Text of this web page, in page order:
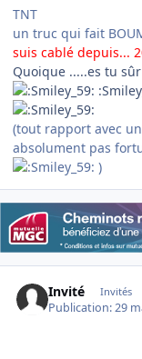
TNT
un truc qui fait
suis cablé depuis...
Quoique .....es tu
(tout rapport avec
absolument pas
)
Invité Invités
Publication:29